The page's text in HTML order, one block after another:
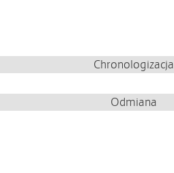
Chronologizacja
Odmiana